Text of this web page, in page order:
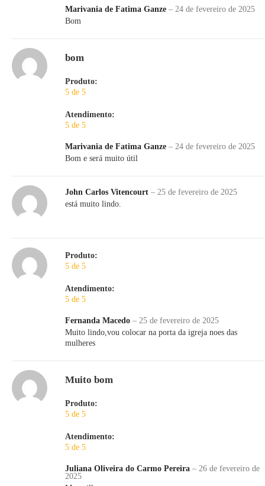
Marivania de Fatima Ganze – 24 de fevereiro de 2025
Bom
bom
Produto:
5 de 5
Atendimento:
5 de 5
Marivania de Fatima Ganze – 24 de fevereiro de 2025
Bom e será muito útil
John Carlos Vitencourt – 25 de fevereiro de 2025
está muito lindo.
Produto:
5 de 5
Atendimento:
5 de 5
Fernanda Macedo – 25 de fevereiro de 2025
Muito lindo,vou colocar na porta da igreja noes das
mulheres
Muito bom
Produto:
5 de 5
Atendimento:
5 de 5
Juliana Oliveira do Carmo Pereira – 26 de fevereiro de
2025